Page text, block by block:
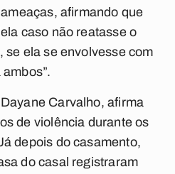
afirmando que
caso não reatasse o
se ela se envolvesse com
Carvalho, afirma
de violência durante os
depois do casamento,
do casal registraram